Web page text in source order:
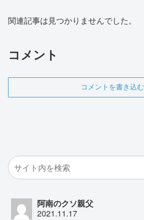
関連記事は見つかりませんでした。
コメント
コメントを書き込む
阿南のクソ親父
2021.11.17